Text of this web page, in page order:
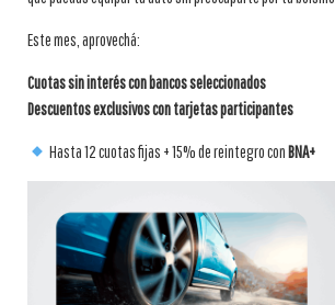
Este mes, aprovechá:
Cuotas sin interés con bancos seleccionados
Descuentos exclusivos con tarjetas participantes
Hasta 12 cuotas fijas + 15% de reintegro conBNA+